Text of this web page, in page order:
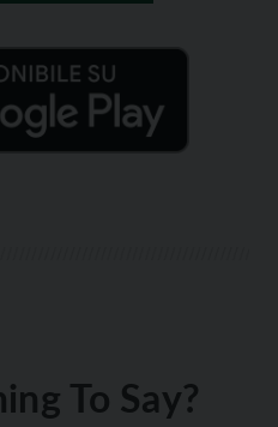
To Say?